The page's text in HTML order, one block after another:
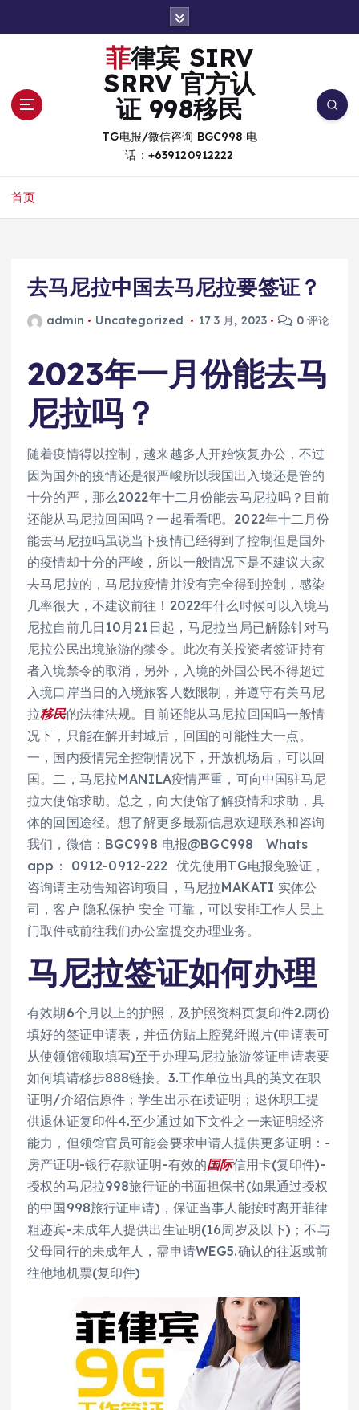
菲律宾 SIRV
SRRV 官方认
证 998移民
TG电报/微信咨询 BGC998 电
话：+639120912222
首页
去马尼拉中国去马尼拉要签证？
admin Uncategorized 17 3 月, 2023 0 评论
2023年一月份能去马
尼拉吗？
随着疫情得以控制，越来越多人开始恢复办公，不过
因为国外的疫情还是很严峻所以我国出入境还是管的
十分的严，那么2022年十二月份能去马尼拉吗？目前
还能从马尼拉回国吗？一起看看吧。2022年十二月份
能去马尼拉吗虽说当下疫情已经得到了控制但是国外
的疫情却十分的严峻，所以一般情况下是不建议大家
去马尼拉的，马尼拉疫情并没有完全得到控制，感染
几率很大，不建议前往！2022年什么时候可以入境马
尼拉自前几日10月21日起，马尼拉当局已解除针对马
尼拉公民出境旅游的禁令。此次有关投资者签证持有
者入境禁令的取消，另外，入境的外国公民不得超过
入境口岸当日的入境旅客人数限制，并遵守有关马尼
拉移民的法律法规。目前还能从马尼拉回国吗一般情
况下，只能在解开封城后，回国的可能性大一点。
一，国内疫情完全控制情况下，开放机场后，可以回
国。二，马尼拉MANILA疫情严重，可向中国驻马尼
拉大使馆求助。总之，向大使馆了解疫情和求助，具
体的回国途径。想了解更多最新信息欢迎联系和咨询
我们，微信：BGC998 电报@BGC998 Whats
app： 0912-0912-222 优先使用TG电报免验证，
咨询请主动告知咨询项目，马尼拉MAKATI 实体公
司，客户 隐私保护 安全 可靠，可以安排工作人员上
门取件或前往我们办公室提交办理业务。
马尼拉签证如何办理
有效期6个月以上的护照，及护照资料页复印件2.两份
填好的签证申请表，并伍仿贴上腔凳纤照片(申请表可
从使领馆领取填写)至于办理马尼拉旅游签证申请表要
如何填请移步888链接。3.工作单位出具的英文在职
证明/介绍信原件；学生出示在读证明；退休职工提
供退休证复印件4.至少通过如下文件之一来证明经济
能力，但领馆官员可能会要求申请人提供更多证明：-
房产证明-银行存款证明-有效的国际信用卡(复印件)-
授权的马尼拉998旅行证的书面担保书(如果通过授权
的中国998旅行证申请)，保证当事人能按时离开菲律
粗迹宾-未成年人提供出生证明(16周岁及以下)；不与
父母同行的未成年人，需申请WEG5.确认的往返或前
往他地机票(复印件)